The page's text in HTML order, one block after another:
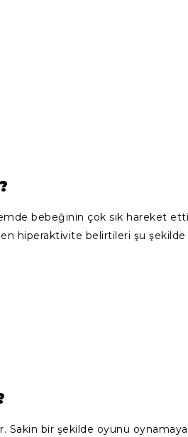
bebeğinin çok sık hareket
hiperaktivite belirtileri şu şekilde
bir şekilde oyunu oynamaya